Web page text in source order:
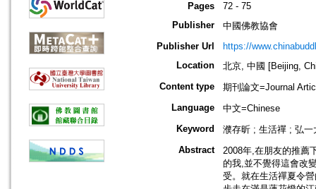
Pages
72 - 75
Publisher
中國佛教協會
Publisher Url
https://
Location
北京, 中國 [Beijing,
Content type
期刊論文=Journal
Language
中文=Chinese
Keyword
濮存昕 ; 生活禪 ; 弘
Abstract
2008年,在朋友的推薦
的我,並不覺得這會改
受。就在生活禪夏令